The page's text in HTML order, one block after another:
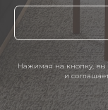
Нажимая на кнопку, вы
и